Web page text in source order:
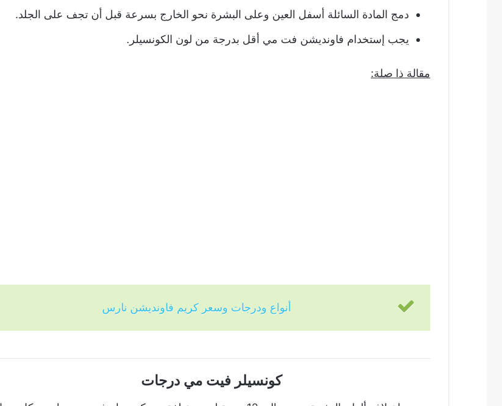
دمج المادة السائلة أسفل العين وعلى البشرة نحو الخارج بسرعة قبل أن تجف على الجلد.
يجب إستخدام فاونديشن فت مي أقل بدرجة من لون الكونسيلر.
مقالة ذا صلة:
أنواع ودرجات وسعر كريم فاونديشن نارس
كونسيلر فيت مي درجات